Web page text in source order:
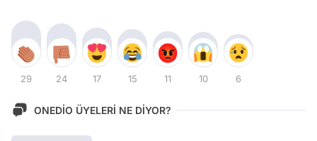
29 24 17 15 11 10 6
ONEDİO ÜYELERİ NE DİYOR?